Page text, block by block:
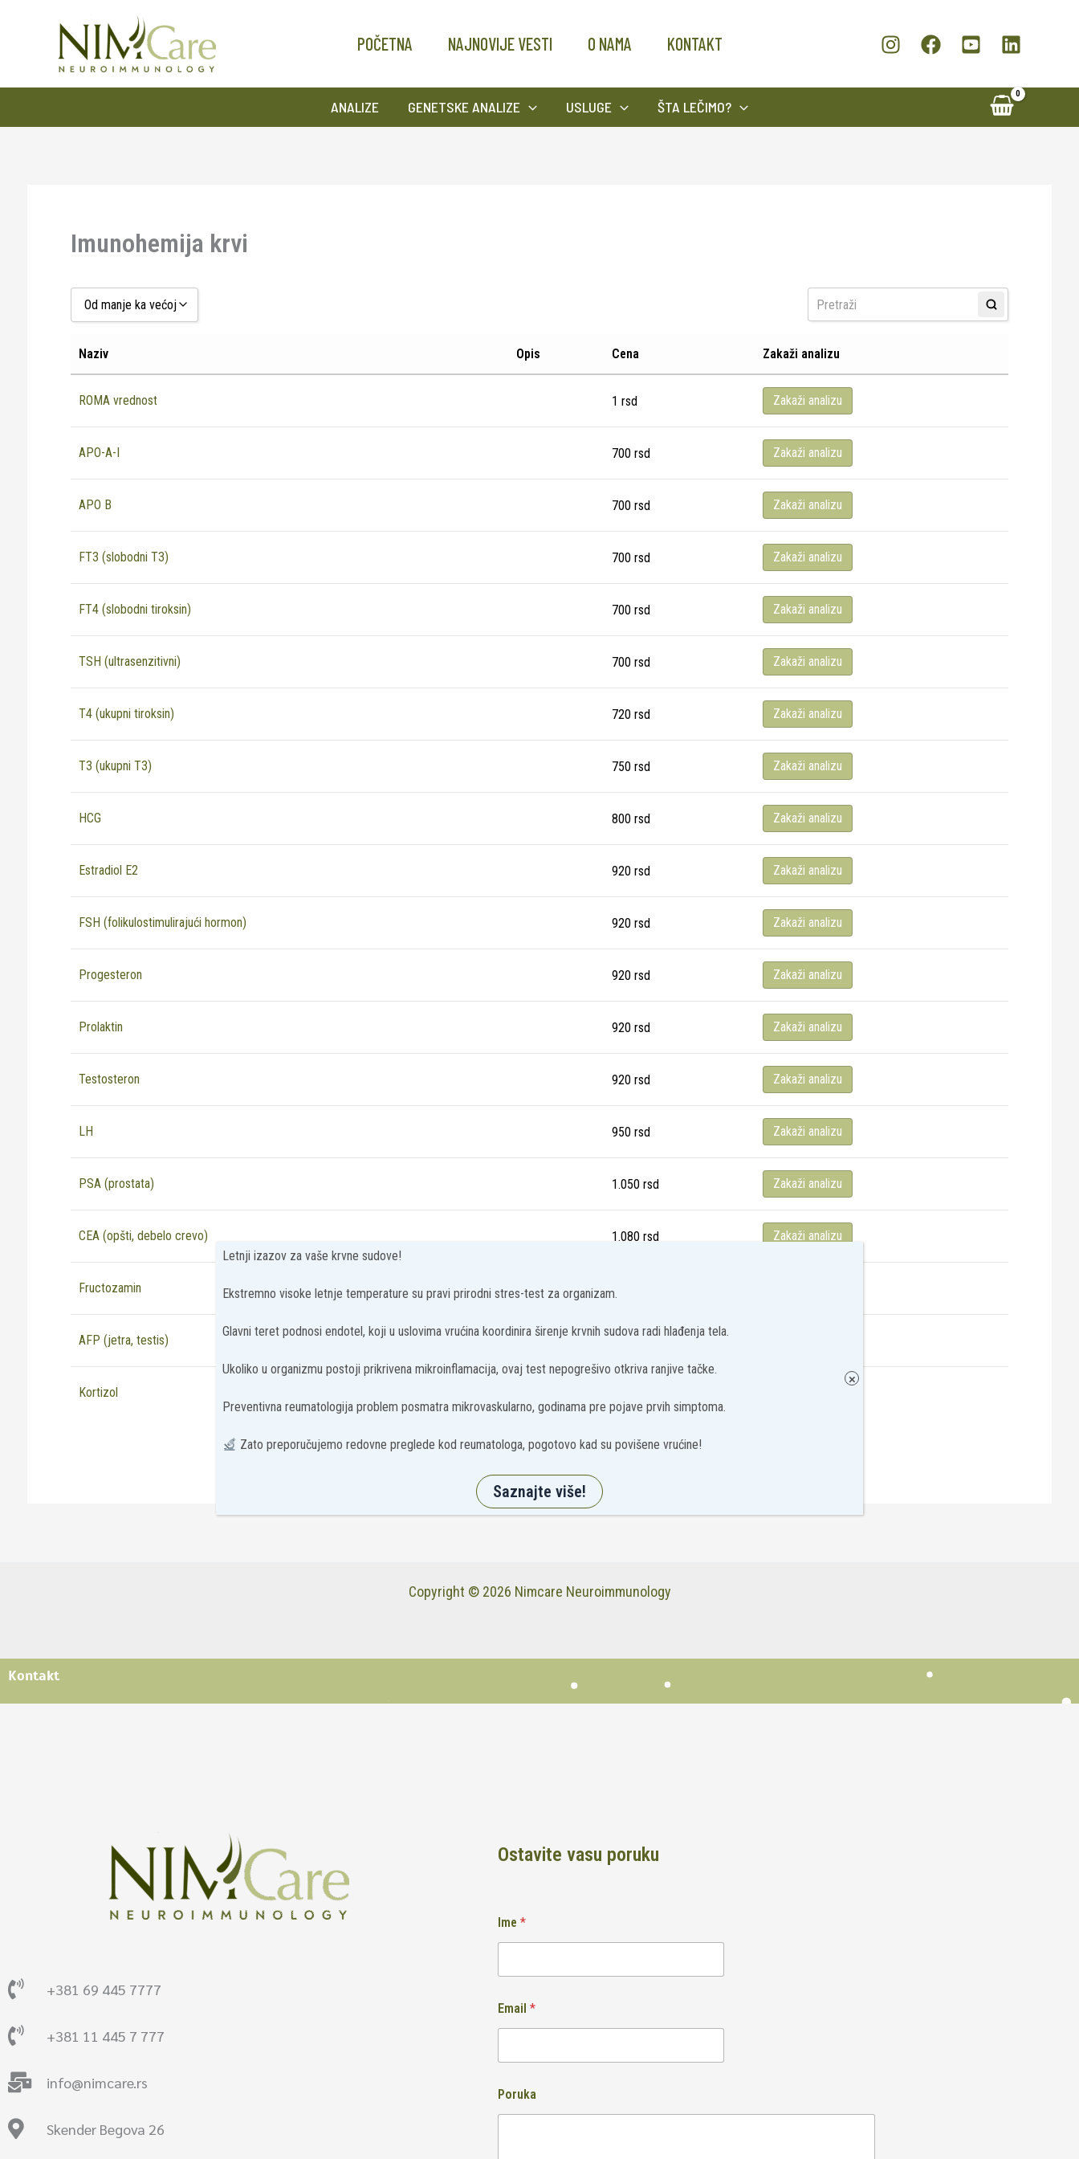
POČETNA NAJNOVIJE VESTI O NAMA KONTAKT
ANALIZE GENETSKE ANALIZE USLUGE ŠTA LEČIMO?
Imunohemija krvi
Od manje ka većoj
Od manje ka većoj
Od veće ka manjoj
Najnovije
Naziv Opis Cena Zakaži analizu
ROMA vrednost 1 rsd Zakaži analizu
APO-A-I 700 rsd Zakaži analizu
APO B 700 rsd Zakaži analizu
FT3 (slobodni T3) 700 rsd Zakaži analizu
FT4 (slobodni tiroksin) 700 rsd Zakaži analizu
TSH (ultrasenzitivni) 700 rsd Zakaži analizu
T4 (ukupni tiroksin) 720 rsd Zakaži analizu
T3 (ukupni T3) 750 rsd Zakaži analizu
HCG 800 rsd Zakaži analizu
Estradiol E2 920 rsd Zakaži analizu
FSH (folikulostimulirajući hormon) 920 rsd Zakaži analizu
Progesteron 920 rsd Zakaži analizu
Prolaktin 920 rsd Zakaži analizu
Testosteron 920 rsd Zakaži analizu
LH 950 rsd Zakaži analizu
PSA (prostata) 1.050 rsd Zakaži analizu
CEA (opšti, debelo crevo) 1.080 rsd Zakaži analizu
Fructozamin 1.100
AFP (jetra, testis)
Kortizol
1 2 3 ... 6
Copyright © 2026 Nimcare Neuroimmunology
Kontakt
+381 69 445 7777
+381 11 445 7 777
info@nimcare.rs
Skender Begova 26
Ostavite vasu poruku
Ime *
Email *
Poruka
Letnji izazov za vaše krvne sudove!
Ekstremno visoke letnje temperature su pravi prirodni stres-test za organizam.
Glavni teret podnosi endotel, koji u uslovima vrućina koordinira širenje krvnih sudova radi hlađenja tela.
Ukoliko u organizmu postoji prikrivena mikroinflamacija, ovaj test nepogrešivo otkriva ranjive tačke.
Preventivna reumatologija problem posmatra mikrovaskularno, godinama pre pojave prvih simptoma.
Zato preporučujemo redovne preglede kod reumatologa, pogotovo kad su povišene vrućine!
Saznajte više!
×